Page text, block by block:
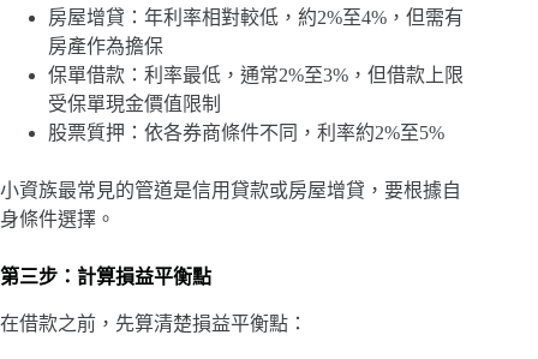
房屋增貸：年利率相對較低，約2%至4%，但需有
房產作為擔保
保單借款：利率最低，通常2%至3%，但借款上限
受保單現金價值限制
股票質押：依各券商條件不同，利率約2%至5%
小資族最常見的管道是信用貸款或房屋增貸，要根據自
身條件選擇。
第三步：計算損益平衡點
在借款之前，先算清楚損益平衡點：